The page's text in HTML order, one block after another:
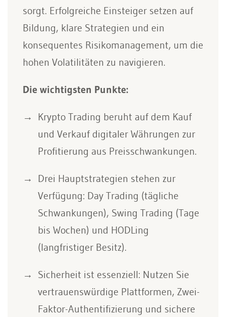
sorgt. Erfolgreiche Einsteiger setzen auf
Bildung, klare Strategien und ein
konsequentes Risikomanagement, um die
hohen Volatilitäten zu navigieren.
Die wichtigsten Punkte:
Krypto Trading beruht auf dem Kauf
und Verkauf digitaler Währungen zur
Profitierung aus Preisschwankungen.
Drei Hauptstrategien stehen zur
Verfügung: Day Trading (tägliche
Schwankungen), Swing Trading (Tage
bis Wochen) und HODLing
(langfristiger Besitz).
Sicherheit ist essenziell: Nutzen Sie
vertrauenswürdige Plattformen, Zwei-
Faktor-Authentifizierung und sichere